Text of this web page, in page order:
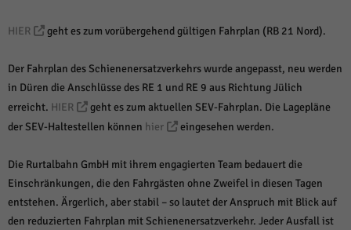
HIER geht es zum vorübergehend gültigen Fahrplan (RB 21 Nord).
Der Fahrplan des Schienenersatzverkehrs wurde angepasst, neu werden
in Düren die Anschlüsse des RE 1 und RE 9 aus Richtung Jülich
erreicht. HIER
geht es zum aktuellen SEV-Fahrplan. Die Lagepläne
der SEV-Haltestellen können hier eingesehen werden.
Die Rurtalbahn GmbH mit ihrem engagierten Team bedauert die
Einschränkungen, die den Fahrgästen ohne Zweifel in diesen Tagen
entstehen. Ärgerlich, aber stabil – so lautet der Anspruch mit Blick auf
den reduzierten Fahrplan mit Schienenersatzverkehr. Jeder Ausfall ist